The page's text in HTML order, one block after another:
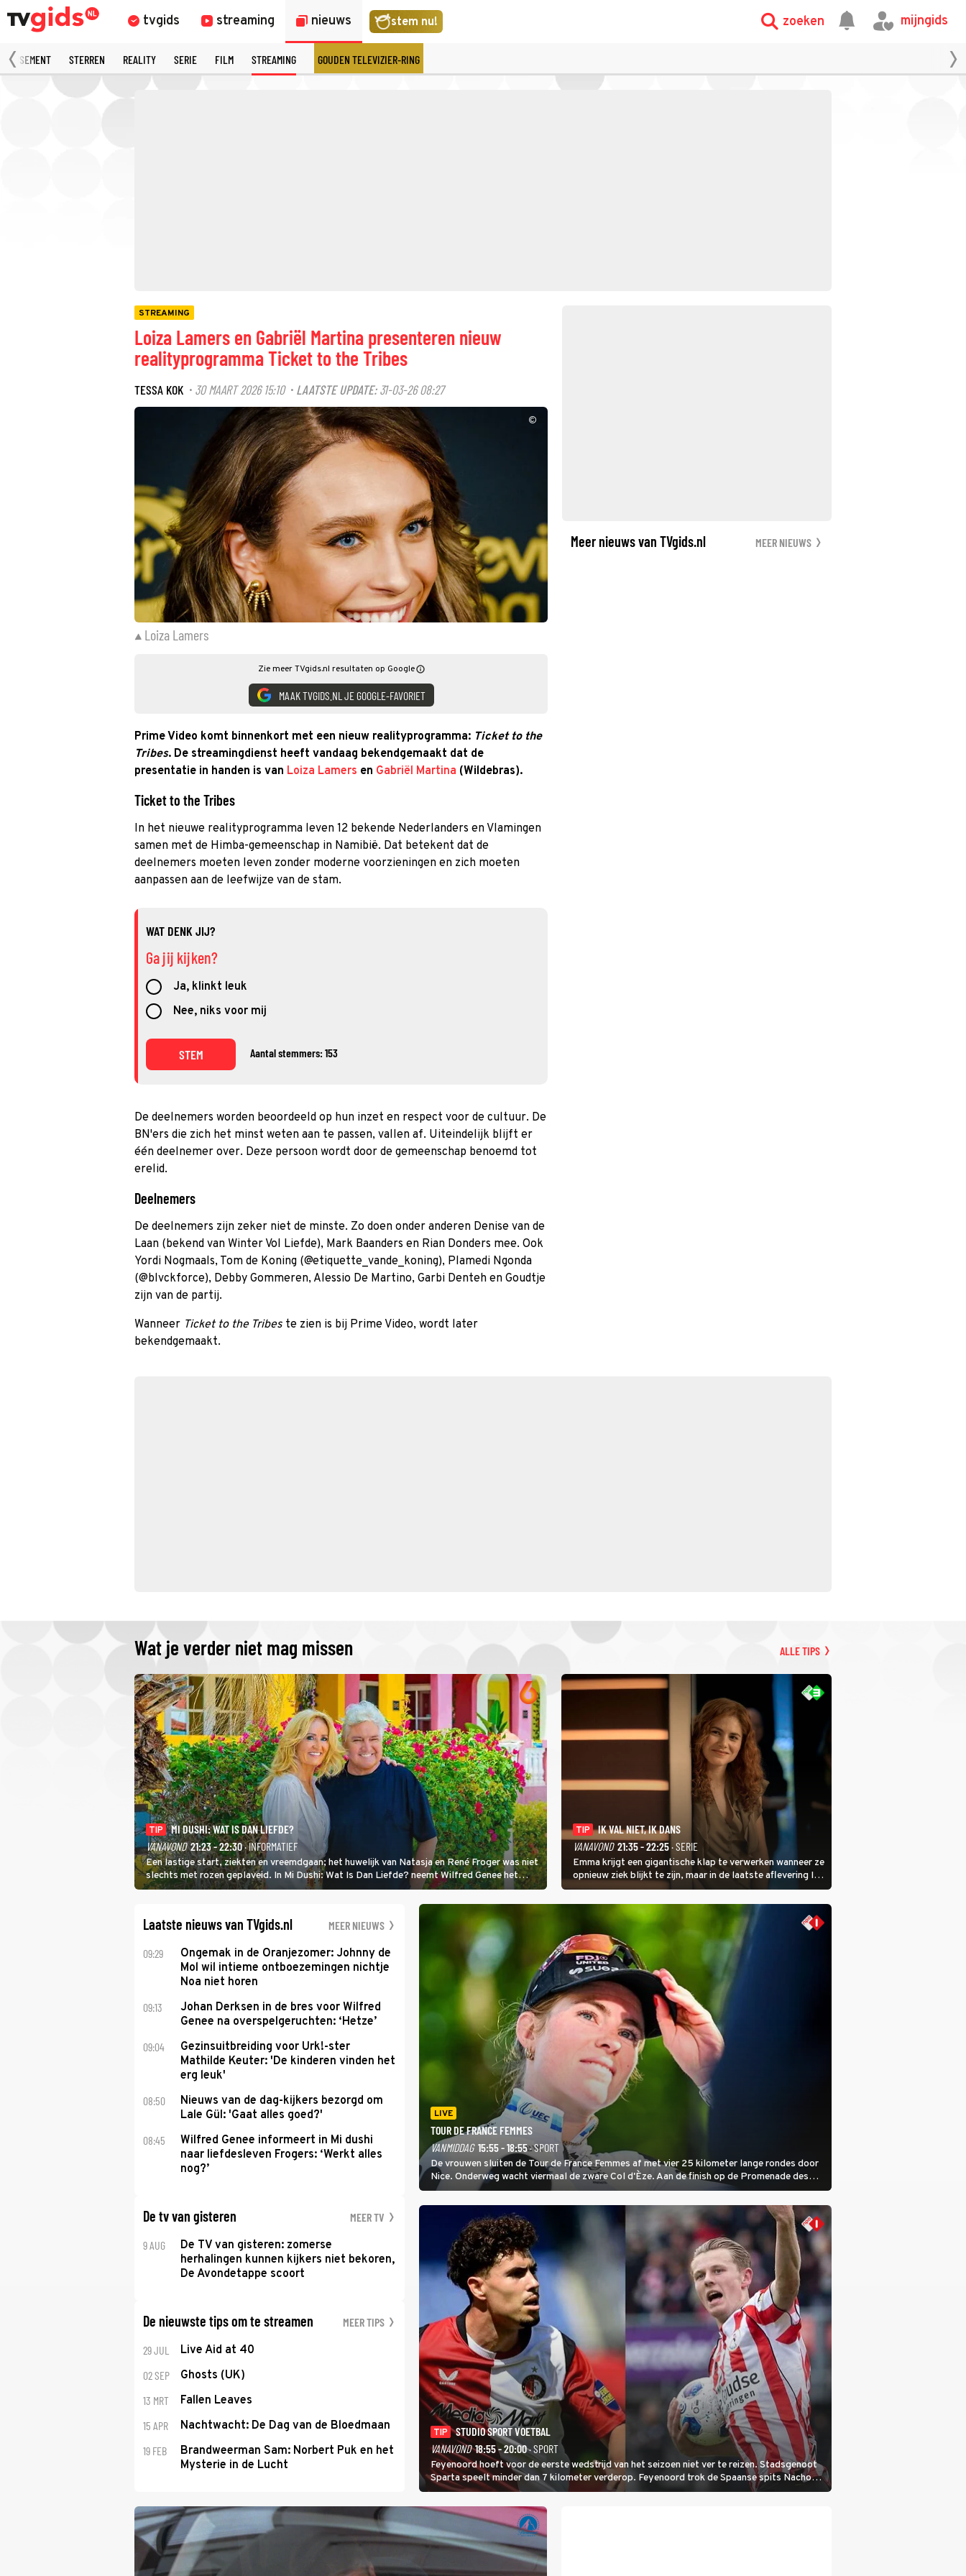
tvgids streaming nieuws stem nu! zoeken mijngids
AMUSEMENT STERREN REALITY SERIE FILM STREAMING GOUDEN TELEVIZIER-RING
STREAMING
Loiza Lamers en Gabriël Martina presenteren nieuw
realityprogramma Ticket to the Tribes
TESSA KOK · 30 MAART 2026 15:10· LAATSTE UPDATE: 31-03-26 08:27
©
Loiza Lamers
Zie meer TVgids.nl resultaten op Google
MAAK TVGIDS.NL JE GOOGLE-FAVORIET
Prime Video komt binnenkort met een nieuw realityprogramma: Ticket to the
Tribes. De streamingdienst heeft vandaag bekendgemaakt dat de
presentatie in handen is van Loiza Lamers en Gabriël Martina (Wildebras).
Ticket to the Tribes
In het nieuwe realityprogramma leven 12 bekende Nederlanders en Vlamingen
samen met de Himba-gemeenschap in Namibië. Dat betekent dat de
deelnemers moeten leven zonder moderne voorzieningen en zich moeten
aanpassen aan de leefwijze van de stam.
WAT DENK JIJ?
Ga jij kijken?
Ja, klinkt leuk
Nee, niks voor mij
STEM Aantal stemmers: 153
De deelnemers worden beoordeeld op hun inzet en respect voor de cultuur. De
BN'ers die zich het minst weten aan te passen, vallen af. Uiteindelijk blijft er
één deelnemer over. Deze persoon wordt door de gemeenschap benoemd tot
erelid.
Deelnemers
De deelnemers zijn zeker niet de minste. Zo doen onder anderen Denise van de
Laan (bekend van Winter Vol Liefde), Mark Baanders en Rian Donders mee. Ook
Yordi Nogmaals, Tom de Koning (@etiquette_vande_koning), Plamedi Ngonda
(@blvckforce), Debby Gommeren, Alessio De Martino, Garbi Denteh en Goudtje
zijn van de partij.
Wanneer Ticket to the Tribes te zien is bij Prime Video, wordt later
bekendgemaakt.
Meer nieuws van TVgids.nl MEER NIEUWS
Wat je verder niet mag missen ALLE TIPS
TIP
MI DUSHI: WAT IS DAN LIEFDE?
VANAVOND 21:23 - 22:30· INFORMATIEF
Een lastige start, ziekten en vreemdgaan; het huwelijk van Natasja en René Froger was niet
slechts met rozen geplaveid. In Mi Dushi: Wat Is Dan Liefde? neemt Wilfred Genee het
showbizzkoppel mee uit vissen om het over de liefde te hebben.
TIP
IK VAL NIET, IK DANS
VANAVOND 21:35 - 22:25· SERIE
Emma krijgt een gigantische klap te verwerken wanneer ze
opnieuw ziek blijkt te zijn, maar in de laatste aflevering Ik
Val Niet, Ik Dans laat ze zien dat ze niet van plan is op te
geven, zelfs als ze daarvoor een ingrijpende operatie
moet ondergaan.
Laatste nieuws van TVgids.nl MEER NIEUWS
09:29
Ongemak in de Oranjezomer: Johnny de
Mol wil intieme ontboezemingen nichtje
Noa niet horen
09:13
Johan Derksen in de bres voor Wilfred
Genee na overspelgeruchten: ‘Hetze’
09:04
Gezinsuitbreiding voor Urk!-ster
Mathilde Keuter: 'De kinderen vinden het
erg leuk'
08:50
Nieuws van de dag-kijkers bezorgd om
Lale Gül: 'Gaat alles goed?'
08:45
Wilfred Genee informeert in Mi dushi
naar liefdesleven Frogers: ‘Werkt alles
nog?’
De tv van gisteren MEER TV
9 AUG
De TV van gisteren: zomerse
herhalingen kunnen kijkers niet bekoren,
De Avondetappe scoort
De nieuwste tips om te streamen MEER TIPS
29 JUL Live Aid at 40
02 SEP Ghosts (UK)
13 MRT Fallen Leaves
15 APR Nachtwacht: De Dag van de Bloedmaan
19 FEB
Brandweerman Sam: Norbert Puk en het
Mysterie in de Lucht
LIVE
TOUR DE FRANCE FEMMES
VANMIDDAG 15:55 - 18:55· SPORT
De vrouwen sluiten de Tour de France Femmes af met vier 25 kilometer lange rondes door
Nice. Onderweg wacht viermaal de zware Col d'Èze. Aan de finish op de Promenade des
Anglais krijgt de eindwinnaar de laatste gele trui.
TIP
STUDIO SPORT VOETBAL
VANAVOND 18:55 - 20:00· SPORT
Feyenoord hoeft voor de eerste wedstrijd van het seizoen niet ver te reizen. Stadsgenoot
Sparta speelt minder dan 7 kilometer verderop. Feyenoord trok de Spaanse spits Nacho
Ferri aan van KVC Westerlo uit België.